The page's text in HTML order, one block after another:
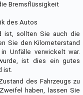
Bremsflüssigkeit
des Autos
ist, sollten Sie auch die
Sie den Kilometerstand
Unfälle verwickelt war.
ist dies ein gutes
ist.
des Fahrzeugs zu
haben, lassen Sie